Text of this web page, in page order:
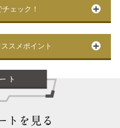
ェック！
スメポイント
トを見る